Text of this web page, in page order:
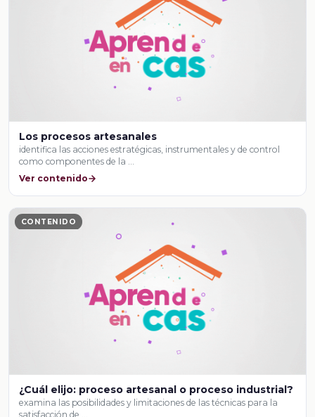
Los procesos artesanales
identifica las acciones estratégicas, instrumentales y de control
como componentes de la …
Ver contenido
CONTENIDO
¿Cuál elijo: proceso artesanal o proceso industrial?
examina las posibilidades y limitaciones de las técnicas para la
satisfacción de …